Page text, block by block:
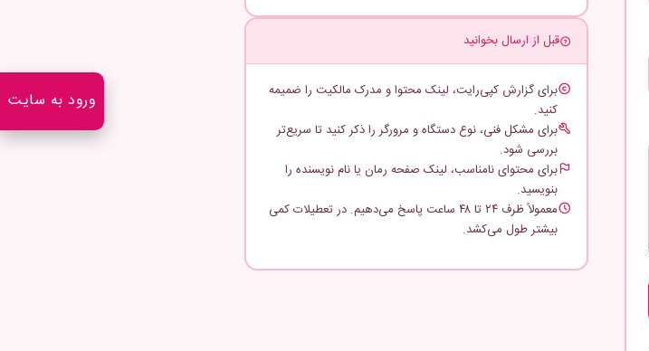
قبل از ارسال بخوانید
برای گزارش کپی‌رایت، لینک محتوا و مدرک مالکیت را ضمیمه
کنید.
برای مشکل فنی، نوع دستگاه و مرورگر را ذکر کنید تا سریع‌تر
بررسی شود.
برای محتوای نامناسب، لینک صفحه رمان یا نام نویسنده را
بنویسید.
معمولاً ظرف ۲۴ تا ۴۸ ساعت پاسخ می‌دهیم. در تعطیلات کمی
بیشتر طول می‌کشد.
ورود به سایت